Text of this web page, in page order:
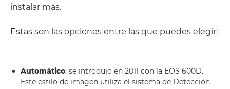
instalar más.
Estas son las opciones entre las que puedes elegir:
Automático: se introdujo en 2011 con la EOS 600D.
Este estilo de imagen utiliza el sistema de Detección